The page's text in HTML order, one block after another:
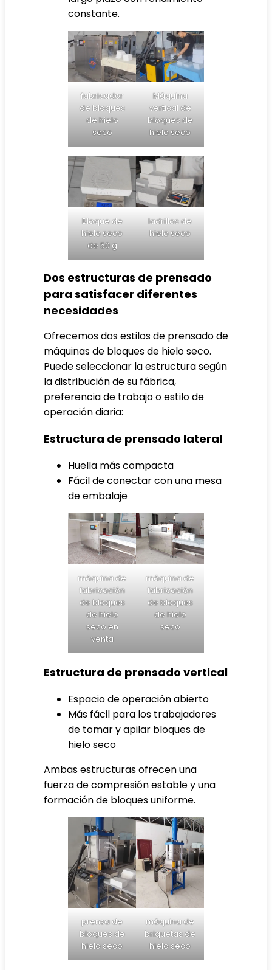
constante.
fabricador
de bloques
de hielo
seco
Máquina
vertical de
bloques de
hielo seco
Bloque de
hielo seco
de 50 g
ladrillos de
hielo seco
Dos estructuras de prensado
para satisfacer diferentes
necesidades
Ofrecemos dos estilos de prensado de
máquinas de bloques de hielo seco.
Puede seleccionar la estructura según
la distribución de su fábrica,
preferencia de trabajo o estilo de
operación diaria:
Estructura de prensado lateral
Huella más compacta
Fácil de conectar con una mesa
de embalaje
máquina de
fabricación
de bloques
de hielo
seco en
venta
máquina de
fabricación
de bloques
de hielo
seco
Estructura de prensado vertical
Espacio de operación abierto
Más fácil para los trabajadores
de tomar y apilar bloques de
hielo seco
Ambas estructuras ofrecen una
fuerza de compresión estable y una
formación de bloques uniforme.
prensa de
bloques de
hielo seco
máquina de
briquetas de
hielo seco